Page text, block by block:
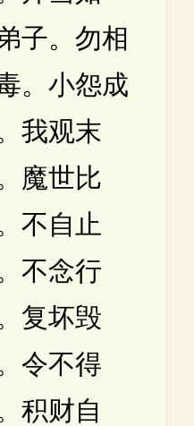
子。勿相
。小怨成
我观末
魔世比
不自止
不念行
复坏毁
令不得
积财自